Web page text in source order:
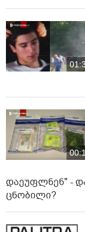
დაეუფლნენ" -
ცნობილი?